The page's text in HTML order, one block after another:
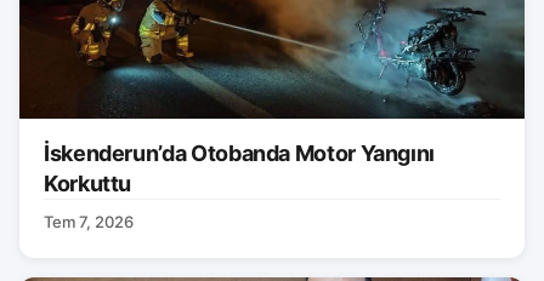
İskenderun’da Otobanda Motor Yangını
Korkuttu
Tem 7, 2026